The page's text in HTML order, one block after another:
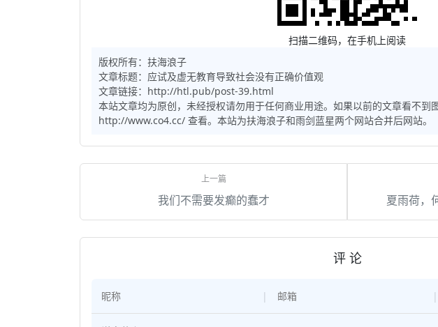
扫描二维码，在手机上阅读
版权所有： 扶海浪子
文章标题： 应试及虚无教育导致社会没有正确价值观
文章链接：http://htl.pub/post-39.html
本站文章均为原创，未经授权请勿用于任何商业用途。如果以前的文章看不到
http://www.co4.cc/ 查看。本站为扶海浪子和雨剑蓝星两个网站合并后网站。
我们不需要发癫的蠢才 夏雨荷，
评 论